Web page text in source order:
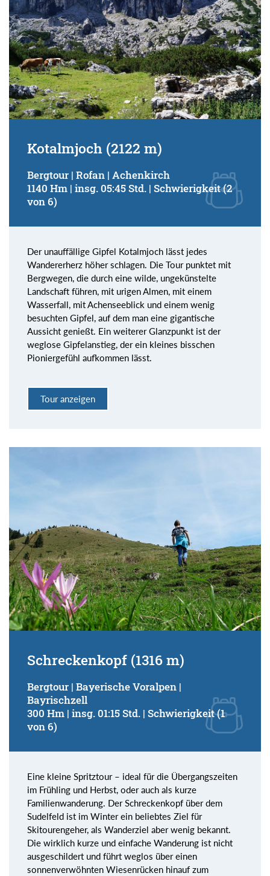
Kotalmjoch (2122 m)
Bergtour | Rofan | Achenkirch
1140 Hm | insg. 05:45 Std. | Schwierigkeit (2
von 6)
Der unauffällige Gipfel Kotalmjoch lässt jedes
Wandererherz höher schlagen. Die Tour punktet mit
Bergwegen, die durch eine wilde, ungekünstelte
Landschaft führen, mit urigen Almen, mit einem
Wasserfall, mit Achenseeblick und einem wenig
besuchten Gipfel, auf dem man eine gigantische
Aussicht genießt. Ein weiterer Glanzpunkt ist der
weglose Gipfelanstieg, der ein kleines bisschen
Pioniergefühl aufkommen lässt.
Tour anzeigen
Schreckenkopf (1316 m)
Bergtour | Bayerische Voralpen |
Bayrischzell
300 Hm | insg. 01:15 Std. | Schwierigkeit (1
von 6)
Eine kleine Spritztour – ideal für die Übergangszeiten
im Frühling und Herbst, oder auch als kurze
Familienwanderung. Der Schreckenkopf über dem
Sudelfeld ist im Winter ein beliebtes Ziel für
Skitourengeher, als Wanderziel aber wenig bekannt.
Die wirklich kurze und einfache Wanderung ist nicht
ausgeschildert und führt weglos über einen
sonnenverwöhnten Wiesenrücken hinauf zum